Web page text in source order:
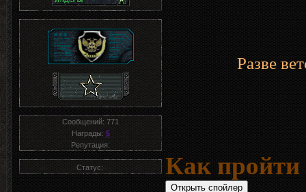
Сообщений: 771
Награды: 5
Репутация:
Статус:
Разве
Как пройти